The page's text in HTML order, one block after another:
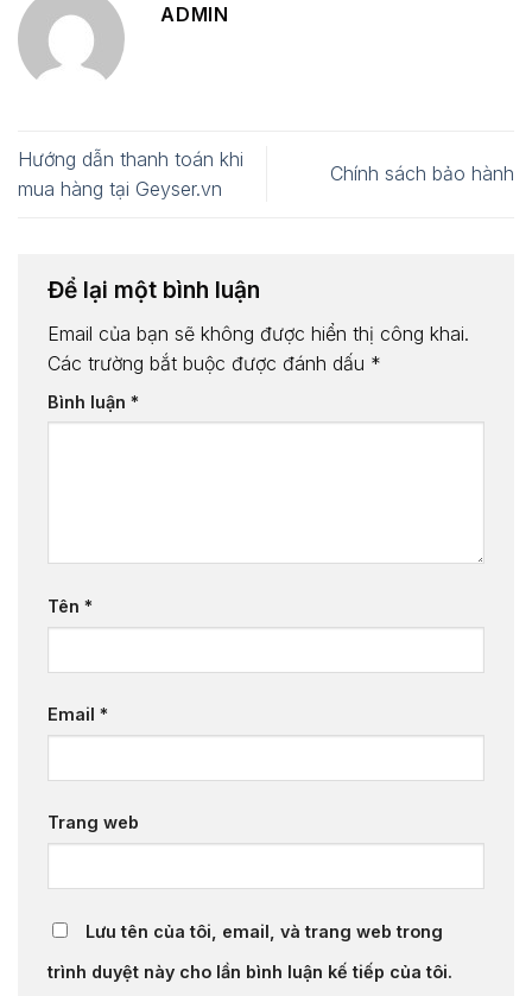
ADMIN
Hướng dẫn thanh toán khi
mua hàng tại Geyser.vn
Chính sách bảo hành
Để lại một bình luận
Email của bạn sẽ không được hiển thị công khai.
Các trường bắt buộc được đánh dấu *
Bình luận *
Tên *
Email *
Trang web
Lưu tên của tôi, email, và trang web trong
trình duyệt này cho lần bình luận kế tiếp của tôi.